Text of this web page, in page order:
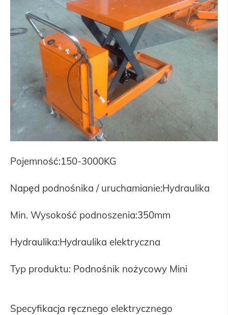
Pojemność:150-3000KG
Napęd podnośnika / uruchamianie:Hydraulika
Min. Wysokość podnoszenia:350mm
Hydraulika:Hydraulika elektryczna
Typ produktu: Podnośnik nożycowy Mini
Specyfikacja ręcznego elektrycznego